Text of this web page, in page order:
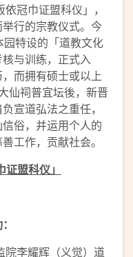
冠巾证盟科仪」，
行的宗教仪式。今
特设的「道教文化
与训练，正式入
而拥有硕士或以上
仙祠普宜坛後，新晋
宣道弘法之重任，
俗，并运用个人的
工作，贡献社会。
证盟科仪」
院李耀辉（义觉）道